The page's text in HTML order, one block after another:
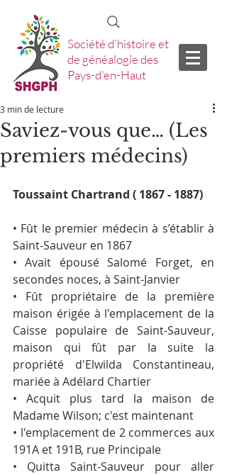
Société d'histoire et
de généalogie des
Pays-d'en-Haut
Saviez-vous que… (Les
premiers médecins)
3 min de lecture
Toussaint Chartrand ( 1867 - 1887)
• Fût le premier médecin à s’établir à
Saint-Sauveur en 1867
• Avait épousé Salomé Forget, en
secondes noces, à Saint-Janvier
• Fût propriétaire de la première
maison érigée à l'emplacement de la
Caisse populaire de Saint-Sauveur,
maison qui fût par la suite la
propriété d'Elwilda Constantineau,
mariée à Adélard Chartier
• Acquit plus tard la maison de
Madame Wilson; c'est maintenant
• l'em­placement de 2 commerces aux
191A et 191B, rue Principale
• Quitta Saint-Sauveur pour aller